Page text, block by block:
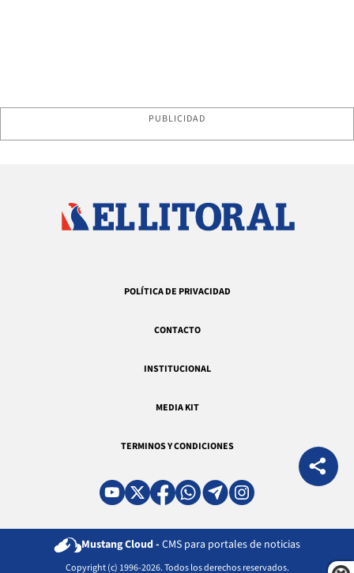
PUBLICIDAD
POLÍTICA DE PRIVACIDAD
CONTACTO
INSTITUCIONAL
MEDIA KIT
TERMINOS Y CONDICIONES
Mustang Cloud - CMS para portales de noticias
Copyright (c) 1996-2026. Todos los derechos reservados.